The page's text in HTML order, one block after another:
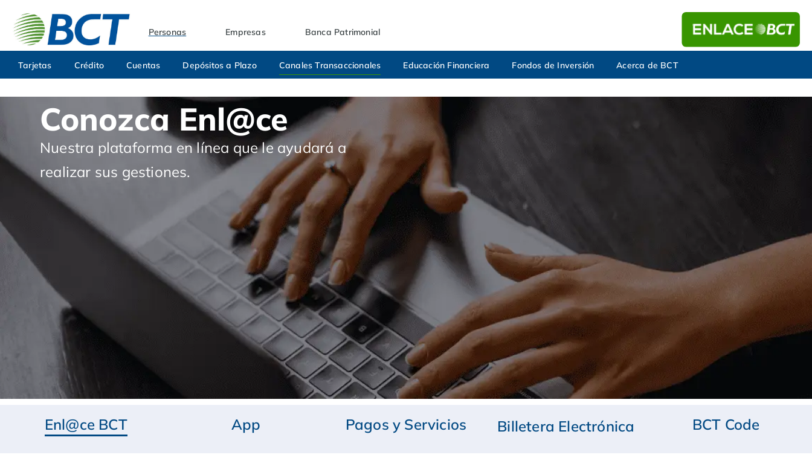
Personas Empresas Banca Patrimonial
Tarjetas Crédito Cuentas Depósitos a Plazo Canales Transaccionales Educación Financiera Fondos de Inversión Acerca de BCT
Conozca Enl@ce
Nuestra plataforma en línea que le ayudará a
realizar sus gestiones.
Enl@ce BCT App Pagos y Servicios Billetera Electrónica BCT Code